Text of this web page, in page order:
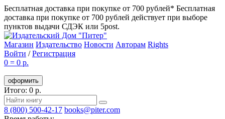
Бесплатная доставка при покупке от 700 рублей* Бесплатная
доставка при покупке от 700 рублей действует при выборе
пунктов выдачи СДЭК или 5post.
Магазин Издательство Новости Авторам Rights
Войти /Регистрация
0 = 0 р.
оформить
Итого: 0 р.
8 (800) 500-42-17 books@piter.com